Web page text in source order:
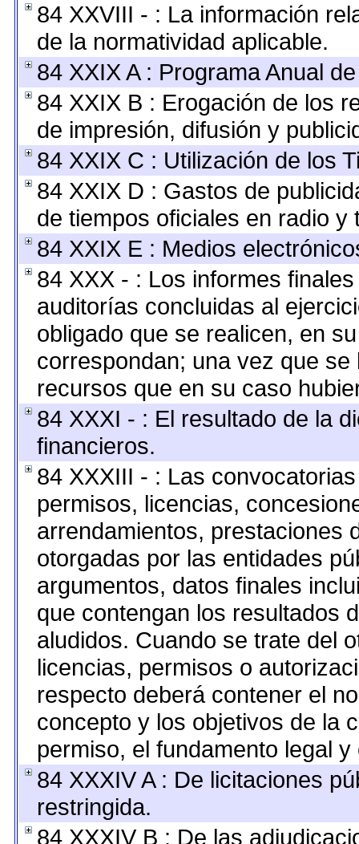
84 XXVIII - : La información
de la normatividad aplicable.
84 XXIX A : Programa Anual
84 XXIX B : Erogación de los
de impresión, difusión y
84 XXIX C : Utilización de los
84 XXIX D : Gastos de
de tiempos oficiales en radio y
84 XXIX E : Medios
84 XXX - : Los informes
auditorías concluidas al
obligado que se realicen, en
correspondan; una vez que
recursos que en su caso
84 XXXI - : El resultado de la
financieros.
84 XXXIII - : Las
permisos, licencias,
arrendamientos, prestaciones
otorgadas por las entidades
argumentos, datos finales
que contengan los resultados
aludidos. Cuando se trate del
licencias, permisos o
respecto deberá contener el
concepto y los objetivos de la
permiso, el fundamento legal
84 XXXIV A : De licitaciones
restringida.
84 XXXIV B : De las